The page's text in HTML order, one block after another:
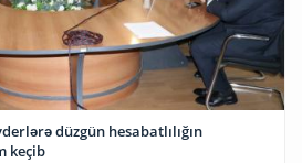
düzgün hesabatlılığın
keçib